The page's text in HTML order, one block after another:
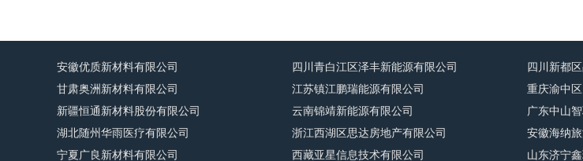
安徽优质新材料有限公司 四川青白江区泽丰新能源有限公司
四川新都
甘肃奥洲新材料有限公司
江苏镇江鹏瑞能源有限公司
重庆渝中
新疆恒通新材料股份有限公司
云南锦靖新能源有限公司
广东中山
湖北随州华雨医疗有限公司
浙江西湖区思达房地产有限公司
安徽海纳
宁夏广良新材料有限公司
西藏亚星信息技术有限公司 山东济宁